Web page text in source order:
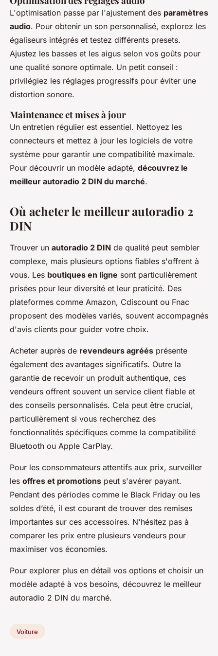
L'optimisation passe par l'ajustement des paramètres
audio. Pour obtenir un son personnalisé, explorez les
égaliseurs intégrés et testez différents presets.
Ajustez les basses et les aigus selon vos goûts pour
une qualité sonore optimale. Un petit conseil :
privilégiez les réglages progressifs pour éviter une
distortion sonore.
Maintenance et mises à jour
Un entretien régulier est essentiel. Nettoyez les
connecteurs et mettez à jour les logiciels de votre
système pour garantir une compatibilité maximale.
Pour découvrir un modèle adapté, découvrez le
meilleur autoradio 2 DIN du marché.
Où acheter le meilleur autoradio 2
DIN
Trouver un autoradio 2 DIN de qualité peut sembler
complexe, mais plusieurs options fiables s'offrent à
vous. Les boutiques en ligne sont particulièrement
prisées pour leur diversité et leur praticité. Des
plateformes comme Amazon, Cdiscount ou Fnac
proposent des modèles variés, souvent accompagnés
d'avis clients pour guider votre choix.
Acheter auprès de revendeurs agréés présente
également des avantages significatifs. Outre la
garantie de recevoir un produit authentique, ces
vendeurs offrent souvent un service client fiable et
des conseils personnalisés. Cela peut être crucial,
particulièrement si vous recherchez des
fonctionnalités spécifiques comme la compatibilité
Bluetooth ou Apple CarPlay.
Pour les consommateurs attentifs aux prix, surveiller
les offres et promotions peut s'avérer payant.
Pendant des périodes comme le Black Friday ou les
soldes d’été, il est courant de trouver des remises
importantes sur ces accessoires. N'hésitez pas à
comparer les prix entre plusieurs vendeurs pour
maximiser vos économies.
Pour explorer plus en détail vos options et choisir un
modèle adapté à vos besoins, découvrez le meilleur
autoradio 2 DIN du marché.
Voiture